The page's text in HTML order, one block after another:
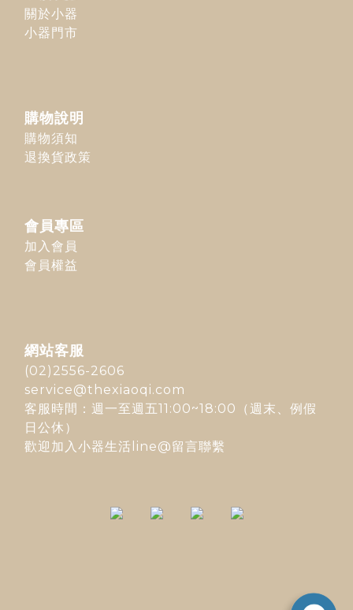
關於小器
小器門市
購物說明
購物須知
退換貨政策
會員專區
加入會員
會員權益
網站客服
(02)2556-2606
service@thexiaoqi.com
客服時間：週一至週五11:00~18:00（週末、例假
日公休）
歡迎加入 小器生活line@留言聯繫